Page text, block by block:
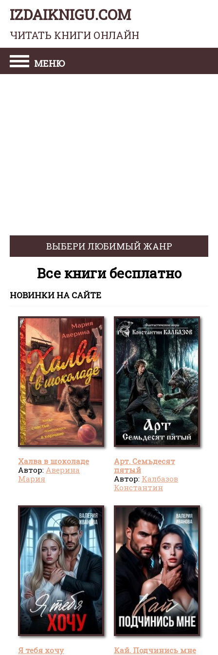
IZDAIKNIGU.COM
ЧИТАТЬ КНИГИ ОНЛАЙН
МЕНЮ
ВЫБЕРИ ЛЮБИМЫЙ ЖАНР
Все книги бесплатно
НОВИНКИ НА САЙТЕ
Халва в шоколаде
Автор: Аверина
Мария
Арт. Семьдесят
пятый
Автор: Калбазов
Константин
Я тебя хочу
Кай. Подчинись мне